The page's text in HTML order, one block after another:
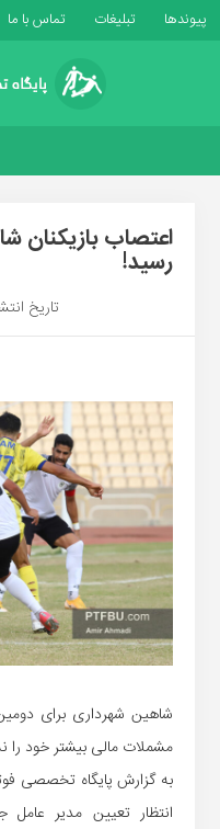
پیوندها تبلیغات تماس با ما
اعتصاب بازیکنان
رسید!
تاریخ انتشار: 06
شاهین شهرداری برای
مشملات مالی بیشتر خود را
به گزارش پایگاه تخصصی
انتظار تعیین مدیر عامل